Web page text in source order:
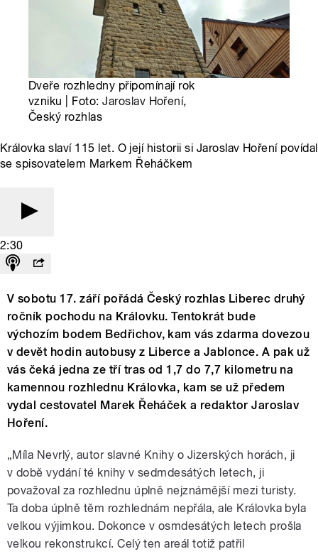
Dveře rozhledny připomínají rok
vzniku | Foto:Jaroslav Hoření,
Český rozhlas
Královka slaví 115 let. O její historii si Jaroslav Hoření povídal
se spisovatelem Markem Řeháčkem
2:30
V sobotu 17. září pořádá Český rozhlas Liberec druhý
ročník pochodu na Královku. Tentokrát bude
výchozím bodem Bedřichov, kam vás zdarma dovezou
v devět hodin autobusy z Liberce a Jablonce. A pak už
vás čeká jedna ze tří tras od 1,7 do 7,7 kilometru na
kamennou rozhlednu Královka, kam se už předem
vydal cestovatel Marek Řeháček a redaktor Jaroslav
Hoření.
„Míla Nevrlý, autor slavné Knihy o Jizerských horách, ji
v době vydání té knihy v sedmdesátých letech, ji
považoval za rozhlednu úplně nejznámější mezi turisty.
Ta doba úplně těm rozhlednám nepřála, ale Královka byla
velkou výjimkou. Dokonce v osmdesátých letech prošla
velkou rekonstrukcí. Celý ten areál totiž patřil